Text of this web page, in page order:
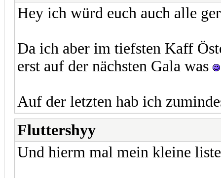
Hey ich würd euch auch alle
Da ich aber im tiefsten Kaff
erst auf der nächsten Gala was
Auf der letzten hab ich
Fluttershyy
Und hierm mal mein kleine